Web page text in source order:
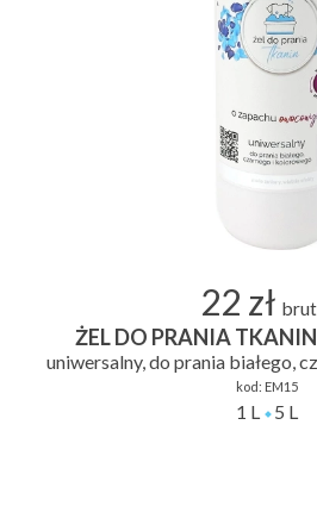
22 zł
ŻEL DO PRANIA
uniwersalny, do prania białego,
kod: EM15
1 L 5 L